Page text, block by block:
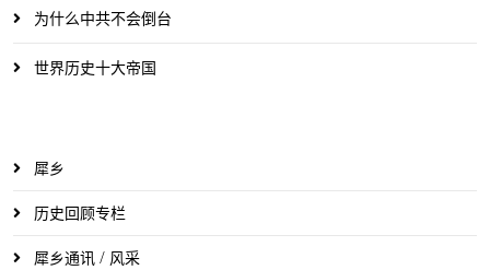
为什么中共不会倒台
世界历史十大帝国
犀乡
历史回顾专栏
犀乡通讯 / 风采